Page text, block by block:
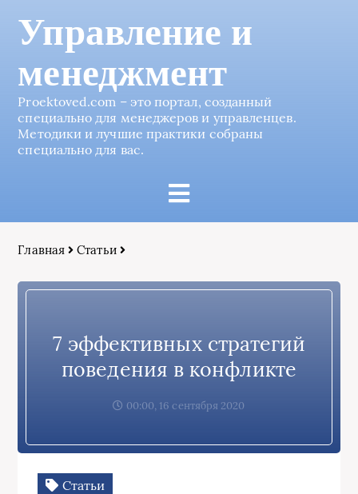
Управление и
менеджмент
Proektoved.com – это портал, созданный
специально для менеджеров и управленцев.
Методики и лучшие практики собраны
специально для вас.
Главная Статьи
7 эффективных стратегий
поведения в конфликте
00:00, 16 сентября 2020
Статьи